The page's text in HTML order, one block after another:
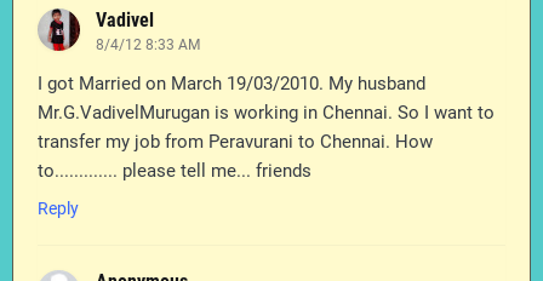
Vadivel
8/4/12 8:33 AM
I got Married on March 19/03/2010. My husband
Mr.G.VadivelMurugan is working in Chennai. So I want to
transfer my job from Peravurani to Chennai. How
to............. please tell me... friends
Reply